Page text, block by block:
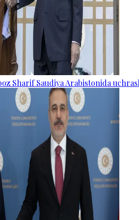
Sharif Saudiya Arabistonida